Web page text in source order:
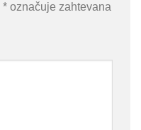
* označuje zahtevana